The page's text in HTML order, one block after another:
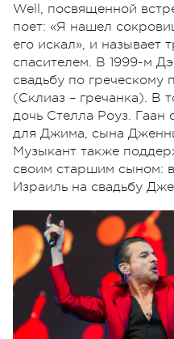
Well, посвященной
поет: «Я нашел
его искал», и называет
спасителем. В 1999-м
свадьбу по греческому
(Склиаз – гречанка). В
дочь Стелла Роуз.
для Джима, сына
Музыкант также
своим старшим сыном:
Израиль на свадьбу